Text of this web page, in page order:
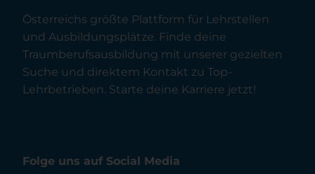
Österreichs größte Plattform für Lehrstellen
und Ausbildungsplätze. Finde deine
Traumberufsausbildung mit unserer gezielten
Suche und direktem Kontakt zu Top-
Lehrbetrieben. Starte deine Karriere jetzt!
Folge uns auf Social Media